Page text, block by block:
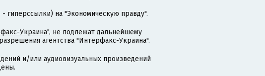
гиперссылки) на "Экономическую правду".
Украина", не подлежат дальнейшему
агентства "Интерфакс-Украина".
и/или аудиовизуальных произведений